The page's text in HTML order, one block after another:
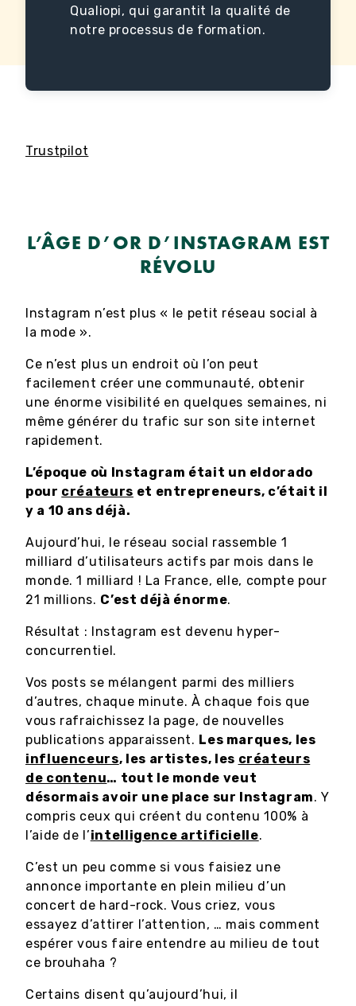
Qualiopi, qui garantit la qualité de
notre processus de formation.
Trustpilot
L’ÂGE D’OR D’INSTAGRAM EST
RÉVOLU
Instagram n’est plus « le petit réseau social à
la mode ».
Ce n’est plus un endroit où l’on peut
facilement créer une communauté, obtenir
une énorme visibilité en quelques semaines, ni
même générer du trafic sur son site internet
rapidement.
L’époque où Instagram était un eldorado
pour créateurs et entrepreneurs, c’était il
y a 10 ans déjà.
Aujourd’hui, le réseau social rassemble 1
milliard d’utilisateurs actifs par mois dans le
monde. 1 milliard ! La France, elle, compte pour
21 millions. C’est déjà énorme.
Résultat : Instagram est devenu hyper-
concurrentiel.
Vos posts se mélangent parmi des milliers
d’autres, chaque minute. À chaque fois que
vous rafraichissez la page, de nouvelles
publications apparaissent. Les marques, les
influenceurs, les artistes, les créateurs
de contenu… tout le monde veut
désormais avoir une place sur Instagram. Y
compris ceux qui créent du contenu 100% à
l’aide de l’intelligence artificielle.
C’est un peu comme si vous faisiez une
annonce importante en plein milieu d’un
concert de hard-rock. Vous criez, vous
essayez d’attirer l’attention, … mais comment
espérer vous faire entendre au milieu de tout
ce brouhaha ?
Certains disent qu’aujourd’hui, il